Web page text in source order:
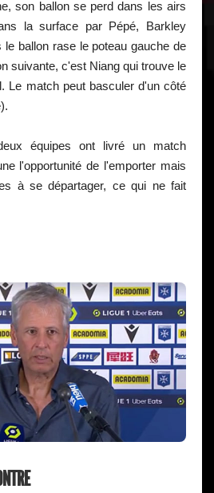
son ballon se perd dans les airs
la surface par Pépé, Barkley
le ballon rase le poteau gauche de
suivante, c'est Niang qui trouve le
Le match peut basculer d'un côté
équipes ont livré un match
l'opportunité de l'emporter mais
à se départager, ce qui ne fait